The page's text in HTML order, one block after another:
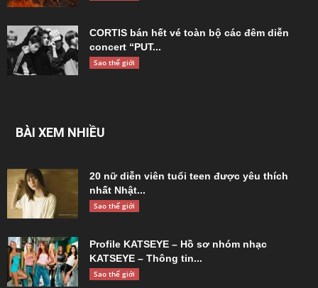
CORTIS bán hết vé toàn bộ các đêm diễn
concert “PUT...
Sao thế giới
BÀI XEM NHIỀU
20 nữ diễn viên tuổi teen được yêu thích
nhất Nhật...
Sao thế giới
Profile KATSEYE – Hồ sơ nhóm nhạc
KATSEYE – Thông tin...
Sao thế giới